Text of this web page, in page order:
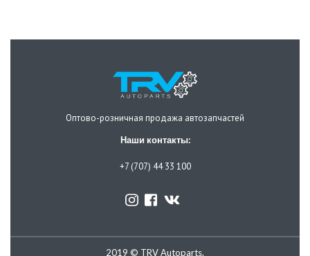
Оптово-розничная продажа автозапчастей
Наши контакты:
+7 (707) 44 33 100
2019 © TRV Autoparts.